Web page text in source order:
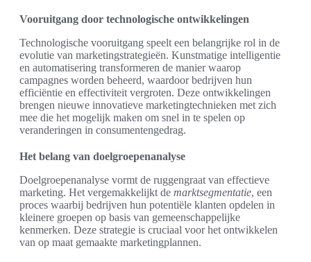
Vooruitgang door technologische ontwikkelingen
Technologische vooruitgang speelt een belangrijke rol in de
evolutie van marketingstrategieën. Kunstmatige intelligentie
en automatisering transformeren de manier waarop
campagnes worden beheerd, waardoor bedrijven hun
efficiëntie en effectiviteit vergroten. Deze ontwikkelingen
brengen nieuwe innovatieve marketingtechnieken met zich
mee die het mogelijk maken om snel in te spelen op
veranderingen in consumentengedrag.
Het belang van doelgroepenanalyse
Doelgroepenanalyse vormt de ruggengraat van effectieve
marketing. Het vergemakkelijkt de marktsegmentatie, een
proces waarbij bedrijven hun potentiële klanten opdelen in
kleinere groepen op basis van gemeenschappelijke
kenmerken. Deze strategie is cruciaal voor het ontwikkelen
van op maat gemaakte marketingplannen.